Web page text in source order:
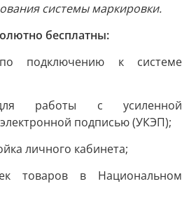
системы маркировки.
бесплатны:
по подключению к системе
работы с усиленной
подписью (УКЭП);
личного кабинета;
товаров в Национальном